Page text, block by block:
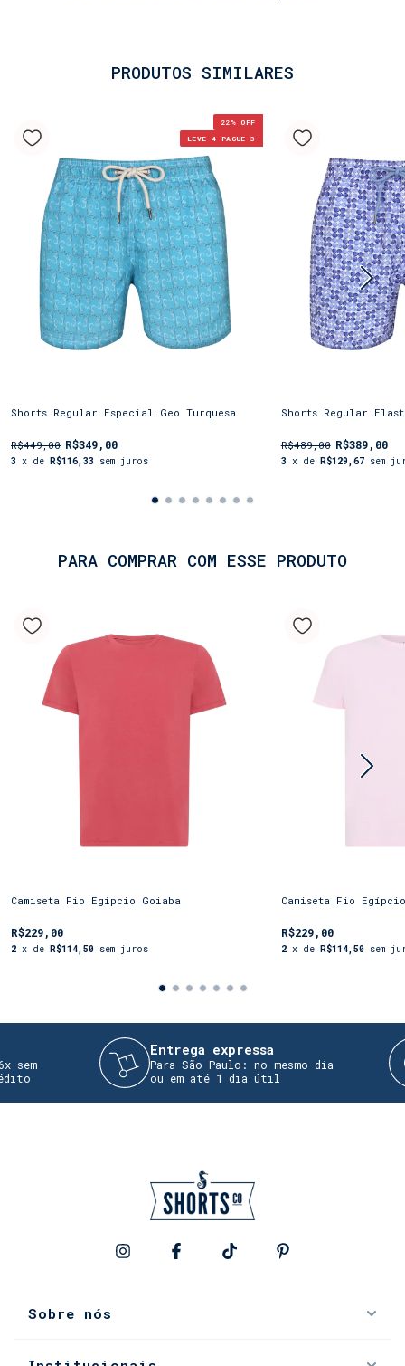
PRODUTOS SIMILARES
22 % OFF
LEVE 4 PAGUE 3
Shorts Regular Especial Geo Turquesa
R$449,00 R$349,00
3 x de R$116,33 sem juros
Shorts Regular
R$489,00 R$389,00
3 x de R$129,67 sem
PARA COMPRAR COM ESSE PRODUTO
Camiseta Fio Egipcio Goiaba
R$229,00
2 x de R$114,50 sem juros
Camiseta Fio
R$229,00
2 x de R$114,50 sem
Entrega expressa
Para São Paulo: no mesmo dia
ou em até 1 dia útil
Sobre nós